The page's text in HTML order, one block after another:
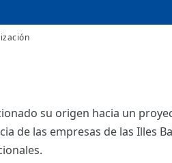
su origen hacia un
de las empresas de las Illes